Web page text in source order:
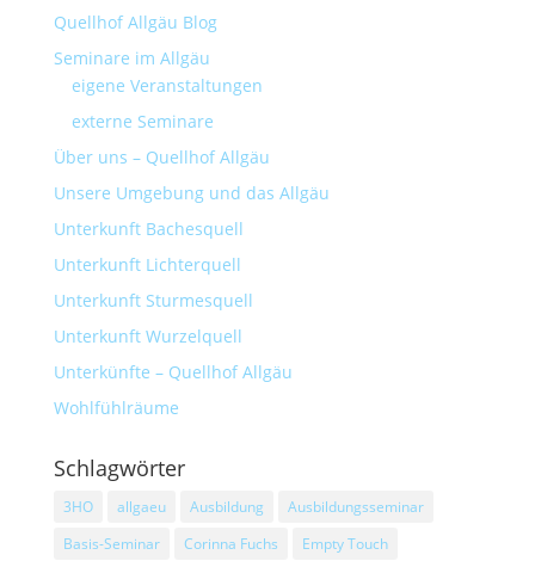
Quellhof Allgäu Blog
Seminare im Allgäu
eigene Veranstaltungen
externe Seminare
Über uns – Quellhof Allgäu
Unsere Umgebung und das Allgäu
Unterkunft Bachesquell
Unterkunft Lichterquell
Unterkunft Sturmesquell
Unterkunft Wurzelquell
Unterkünfte – Quellhof Allgäu
Wohlfühlräume
Schlagwörter
3HO allgaeu Ausbildung
Ausbildungsseminar
Basis-Seminar
Corinna Fuchs
Empty Touch